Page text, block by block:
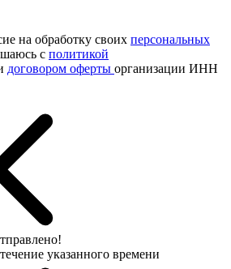
на обработку своих персональных
с политикой
договором оферты организации ИНН
указанного времени